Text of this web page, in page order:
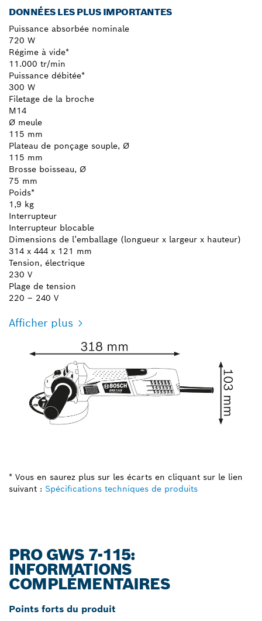
DONNÉES LES PLUS IMPORTANTES
Puissance absorbée nominale
720 W
Régime à vide*
11.000 tr/min
Puissance débitée*
300 W
Filetage de la broche
M14
Ø meule
115 mm
Plateau de ponçage souple, Ø
115 mm
Brosse boisseau, Ø
75 mm
Poids*
1,9 kg
Interrupteur
Interrupteur blocable
Dimensions de l’emballage (longueur x largeur x hauteur)
314 x 444 x 121 mm
Tension, électrique
230 V
Plage de tension
220 – 240 V
Afficher plus
* Vous en saurez plus sur les écarts en cliquant sur le lien
suivant : Spécifications techniques de produits
PRO GWS 7-115:
INFORMATIONS
COMPLÉMENTAIRES
Points forts du produit